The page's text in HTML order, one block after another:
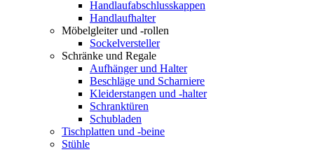
Handlaufabschlusskappen
Handlaufhalter
Möbelgleiter und -rollen
Sockelversteller
Schränke und Regale
Aufhänger und Halter
Beschläge und Scharniere
Kleiderstangen und -halter
Schranktüren
Schubladen
Tischplatten und -beine
Stühle